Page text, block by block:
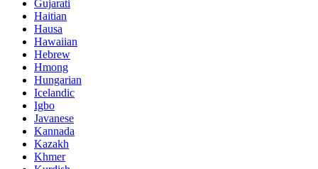
Gujarati
Haitian
Hausa
Hawaiian
Hebrew
Hmong
Hungarian
Icelandic
Igbo
Javanese
Kannada
Kazakh
Khmer